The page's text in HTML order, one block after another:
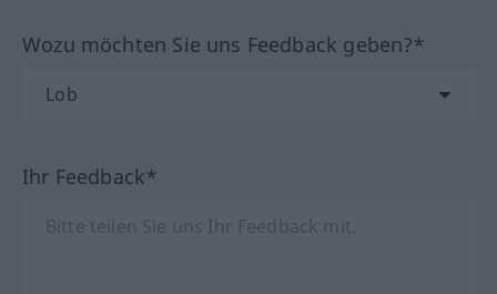
Wozu möchten Sie uns Feedback geben?*
Ihr Feedback*